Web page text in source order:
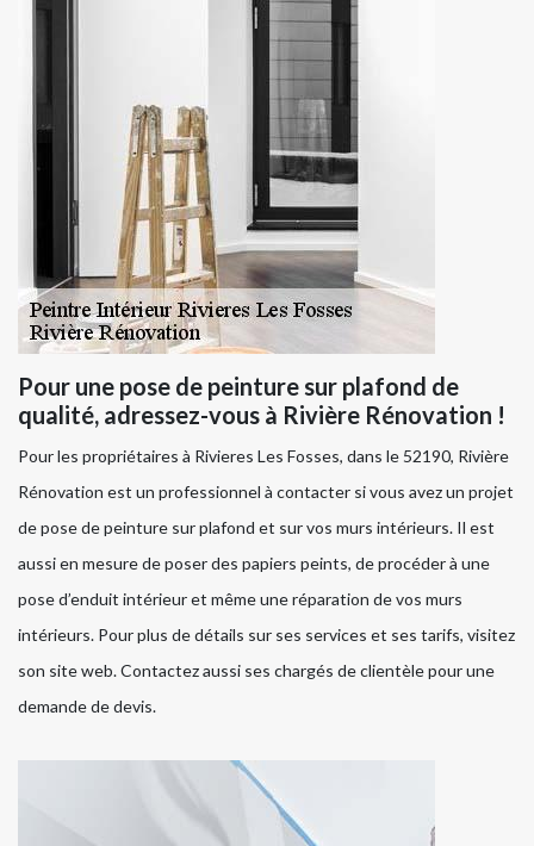
Pour une pose de peinture sur plafond de
qualité, adressez-vous à Rivière Rénovation !
Pour les propriétaires à Rivieres Les Fosses, dans le 52190, Rivière
Rénovation est un professionnel à contacter si vous avez un projet
de pose de peinture sur plafond et sur vos murs intérieurs. Il est
aussi en mesure de poser des papiers peints, de procéder à une
pose d’enduit intérieur et même une réparation de vos murs
intérieurs. Pour plus de détails sur ses services et ses tarifs, visitez
son site web. Contactez aussi ses chargés de clientèle pour une
demande de devis.